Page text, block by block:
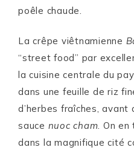
poêle chaude.
La crêpe viêtnamienne
“street food” par
la cuisine centrale du
dans une feuille de riz
d’herbes fraîches,
sauce nuoc cham. On
dans la magnifique cité